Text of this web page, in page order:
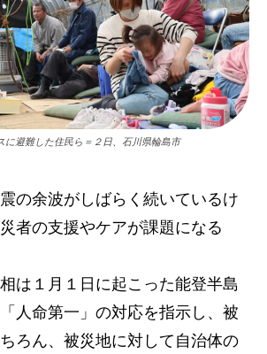
に避難した住民ら＝２日、石川県輪島市
の余波がしばらく続いているけ
者の支援やケアが課題になる
は１月１日に起こった能登半島
人命第一」の対応を指示し、被
ろん、被災地に対して自治体の